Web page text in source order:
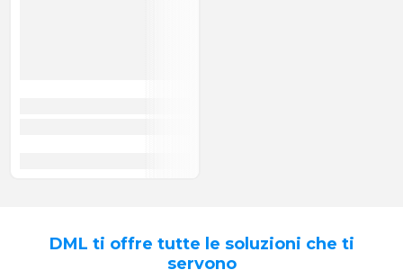
DML ti offre tutte le soluzioni che ti
servono